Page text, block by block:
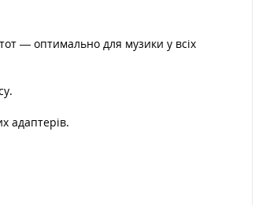
— оптимально для музики у всіх
адаптерів.